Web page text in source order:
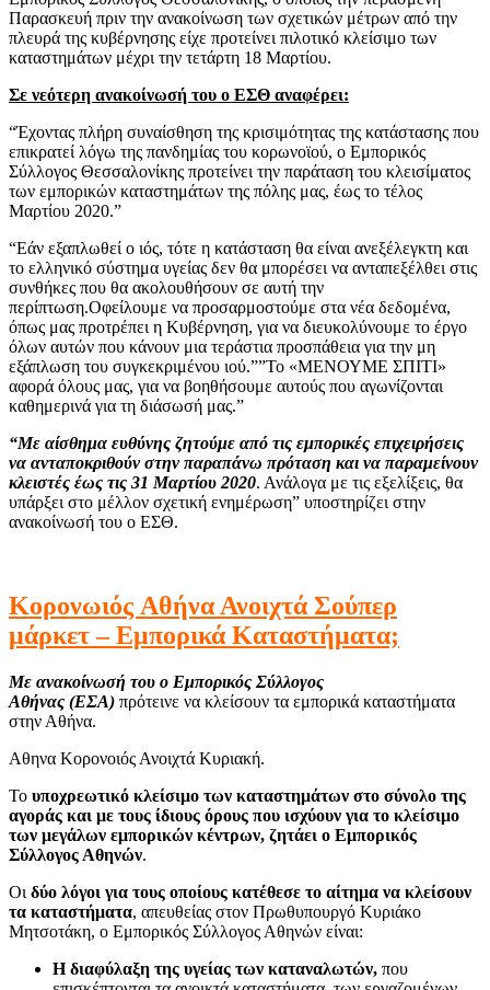
Παρασκευή πριν την ανακοίνωση των σχετικών μέτρων από την
πλευρά της κυβέρνησης είχε προτείνει πιλοτικό κλείσιμο των
καταστημάτων μέχρι την τετάρτη 18 Μαρτίου.
Σε νεότερη ανακοίνωσή του ο ΕΣΘ αναφέρει:
“Έχοντας πλήρη συναίσθηση της κρισιμότητας της κατάστασης που
επικρατεί λόγω της πανδημίας του κορωνοϊού, ο Εμπορικός
Σύλλογος Θεσσαλονίκης προτείνει την παράταση του κλεισίματος
των εμπορικών καταστημάτων της πόλης μας, έως το τέλος
Μαρτίου 2020.”
“Εάν εξαπλωθεί ο ιός, τότε η κατάσταση θα είναι ανεξέλεγκτη και
το ελληνικό σύστημα υγείας δεν θα μπορέσει να ανταπεξέλθει στις
συνθήκες που θα ακολουθήσουν σε αυτή την
περίπτωση.Οφείλουμε να προσαρμοστούμε στα νέα δεδομένα,
όπως μας προτρέπει η Κυβέρνηση, για να διευκολύνουμε το έργο
όλων αυτών που κάνουν μια τεράστια προσπάθεια για την μη
εξάπλωση του συγκεκριμένου ιού.””Το «ΜΕΝΟΥΜΕ ΣΠΙΤΙ»
αφορά όλους μας, για να βοηθήσουμε αυτούς που αγωνίζονται
καθημερινά για τη διάσωσή μας.”
“Με αίσθημα ευθύνης ζητούμε από τις εμπορικές επιχειρήσεις
να ανταποκριθούν στην παραπάνω πρόταση και να παραμείνουν
κλειστές έως τις 31 Μαρτίου 2020. Ανάλογα με τις εξελίξεις, θα
υπάρξει στο μέλλον σχετική ενημέρωση” υποστηρίζει στην
ανακοίνωσή του ο ΕΣΘ.
Κορονωιός Αθήνα Ανοιχτά Σούπερ
μάρκετ – Εμπορικά Καταστήματα;
Με ανακοίνωσή του ο Εμπορικός Σύλλογος
Αθήνας (ΕΣΑ) πρότεινε να κλείσουν τα εμπορικά καταστήματα
στην Αθήνα.
Αθηνα Κορονοιός Ανοιχτά Κυριακή.
Το υποχρεωτικό κλείσιμο των καταστημάτων στο σύνολο της
αγοράς και με τους ίδιους όρους που ισχύουν για το κλείσιμο
των μεγάλων εμπορικών κέντρων, ζητάει ο Εμπορικός
Σύλλογος Αθηνών.
Οι δύο λόγοι για τους οποίους κατέθεσε το αίτημα να κλείσουν
τα καταστήματα, απευθείας στον Πρωθυπουργό Κυριάκο
Μητσοτάκη, ο Εμπορικός Σύλλογος Αθηνών είναι:
Η διαφύλαξη της υγείας των καταναλωτών, που